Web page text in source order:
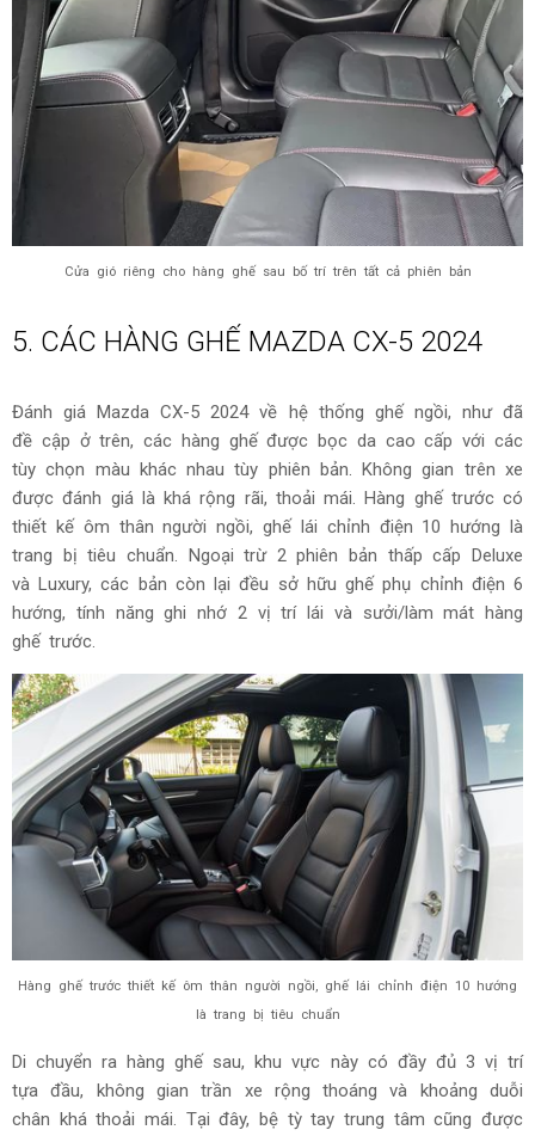
Cửa gió riêng cho hàng ghế sau bố trí trên tất cả phiên bản
5. CÁC HÀNG GHẾ MAZDA CX-5 2024
Đánh giá Mazda CX-5 2024 về hệ thống ghế ngồi, như đã
đề cập ở trên, các hàng ghế được bọc da cao cấp với các
tùy chọn màu khác nhau tùy phiên bản. Không gian trên xe
được đánh giá là khá rộng rãi, thoải mái. Hàng ghế trước có
thiết kế ôm thân người ngồi, ghế lái chỉnh điện 10 hướng là
trang bị tiêu chuẩn. Ngoại trừ 2 phiên bản thấp cấp Deluxe
và Luxury, các bản còn lại đều sở hữu ghế phụ chỉnh điện 6
hướng, tính năng ghi nhớ 2 vị trí lái và sưởi/làm mát hàng
ghế trước.
Hàng ghế trước thiết kế ôm thân người ngồi, ghế lái chỉnh điện 10 hướng
là trang bị tiêu chuẩn
Di chuyển ra hàng ghế sau, khu vực này có đầy đủ 3 vị trí
tựa đầu, không gian trần xe rộng thoáng và khoảng duỗi
chân khá thoải mái. Tại đây, bệ tỳ tay trung tâm cũng được